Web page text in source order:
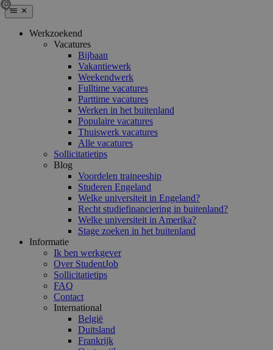
Werkzoekend
Vacatures
Bijbaan
Vakantiewerk
Weekendwerk
Fulltime vacatures
Parttime vacatures
Werken in het buitenland
Populaire vacatures
Thuiswerk vacatures
Alle vacatures
Sollicitatietips
Blog
Voordelen traineeship
Studeren Engeland
Welke universiteit in Engeland?
Recht studiefinanciering in buitenland?
Welke universiteit in Amerika?
Stage zoeken in het buitenland
Informatie
Ik ben werkgever
Over StudentJob
Sollicitatietips
FAQ
Contact
International
België
Duitsland
Frankrijk